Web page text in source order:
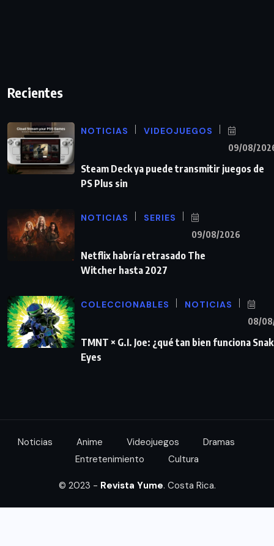
Recientes
NOTICIAS VIDEOJUEGOS
09/08/
Steam Deck ya puede transmitir juegos de
PS Plus sin
NOTICIAS SERIES
09/08/2026
Netflix habría retrasado The
Witcher hasta 2027
COLECCIONABLES NOTICIAS
08/
TMNT × G.I. Joe: ¿qué tan bien funciona
Eyes
Noticias Anime Videojuegos
Dramas
Entretenimiento
Cultura
© 2023 - Revista Yume. Costa Rica.